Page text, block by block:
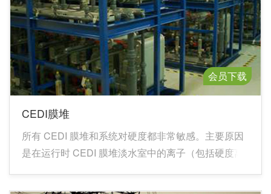
会员下载
CEDI膜堆
所有 CEDI 膜堆和系统对硬度都非常敏感。主要原因
是在运行时 CEDI 膜堆淡水室中的离子（包括硬度离